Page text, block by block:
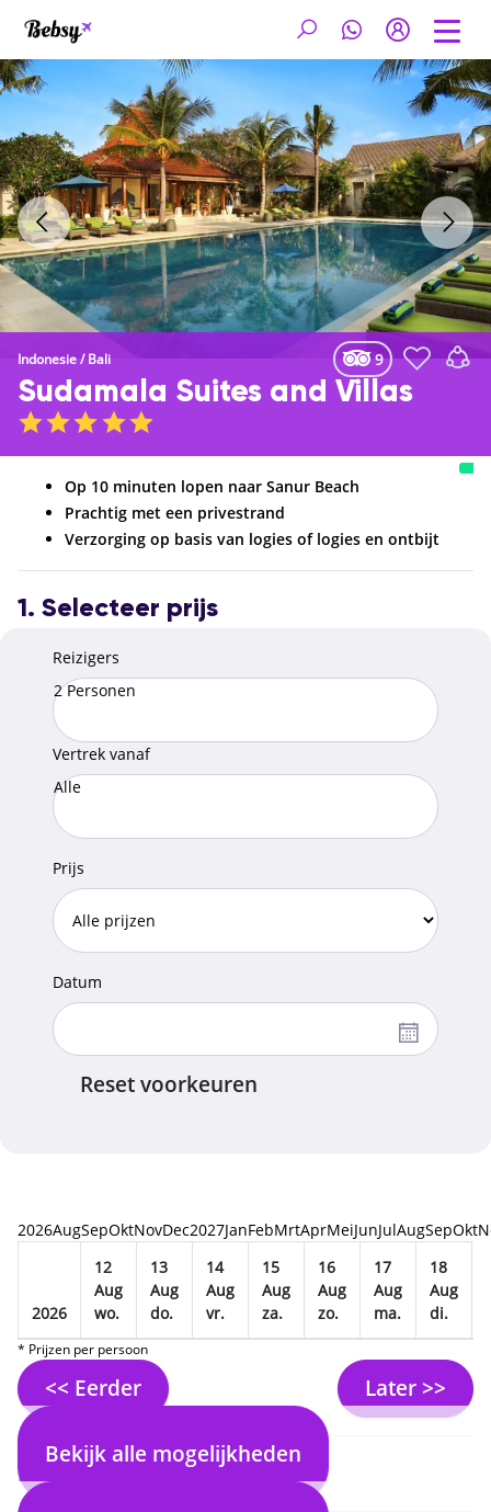
Indonesie/Bali 9
Sudamala Suites and Villas
Op 10 minuten lopen naar Sanur Beach
Prachtig met een privestrand
Verzorging op basis van logies of logies en ontbijt
1. Selecteer prijs
Reizigers
2 Personen
Vertrek vanaf
Alle
Prijs
Datum
Reset voorkeuren
2026AugSepOktNovDec2027JanFebMrtAprMeiJunJulAugSepOkt
2026
12
Aug
wo.
13
Aug
do.
14
Aug
vr.
15
Aug
za.
16
Aug
zo.
17
Aug
ma.
18
Aug
di.
* Prijzen per persoon
<< Eerder Later >>
2. Selecteer vlucht
Bekijk alle mogelijkheden